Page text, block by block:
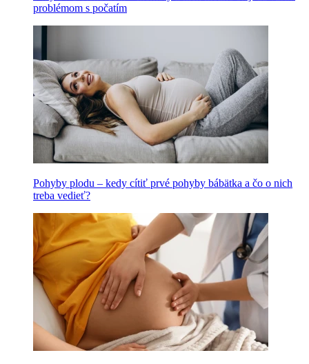
problémom s počatím
Pohyby plodu – kedy cítiť prvé pohyby bábätka a čo o nich
treba vedieť?